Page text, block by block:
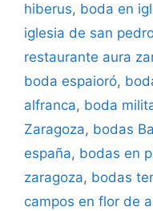
hiberus, boda en
iglesia de san
restaurante aura
boda espaioró,
alfranca, boda
Zaragoza, bodas
españa, bodas en
zaragoza, bodas
campos en flor de